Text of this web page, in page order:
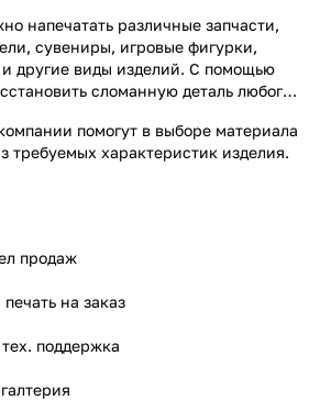
напечатать различные запчасти,
сувениры, игровые фигурки,
и другие виды изделий. С помощью
сломанную деталь любого
помогут в выборе материала
требуемых характеристик изделия.
продаж
на заказ
поддержка